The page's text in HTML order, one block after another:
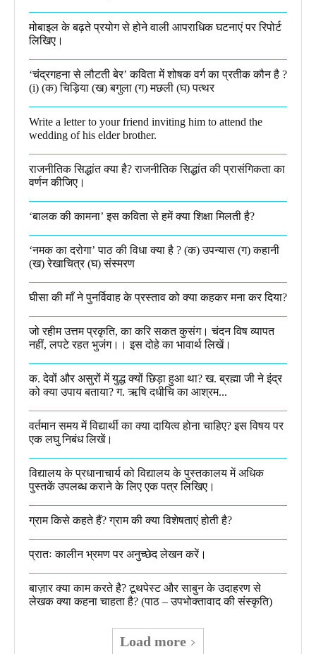
मोबाइल के बढ़ते प्रयोग से होने वाली आपराधिक घटनाएं पर रिपोर्ट
लिखिए।
‘चंद्रगहना से लौटती बेर’ कविता में शोषक वर्ग का प्रतीक कौन है ?
(i) (क) चिड़िया (ख) बगुला (ग) मछली (घ) पत्थर
Write a letter to your friend inviting him to attend the
wedding of his elder brother.
राजनीतिक सिद्धांत क्या है? राजनीतिक सिद्धांत की प्रासंगिकता का
वर्णन कीजिए।
‘बालक की कामना’ इस कविता से हमें क्या शिक्षा मिलती है?
‘नमक का दरोगा’ पाठ की विधा क्या है ? (क) उपन्यास (ग) कहानी
(ख) रेखाचित्र (घ) संस्मरण​
घीसा की माँ ने पुनर्विवाह के प्रस्ताव को क्या कहकर मना कर दिया?
जो रहीम उत्तम प्रकृति, का करि सकत कुसंग। चंदन विष व्यापत
नहीं, लपटे रहत भुजंग।। इस दोहे का भावार्थ लिखें।
क. देवों और असुरों में युद्ध क्यों छिड़ा हुआ था? ख. ब्रह्मा जी ने इंद्र
को क्या उपाय बताया? ग. ऋषि दधीचि का आश्रम...
वर्तमान समय में विद्यार्थी का क्या दायित्व होना चाहिए? इस विषय पर
एक लघु निबंध लिखें।
विद्यालय के प्रधानाचार्य को विद्यालय के पुस्तकालय में अधिक
पुस्तकें उपलब्ध कराने के लिए एक पत्र लिखिए।
ग्राम किसे कहते हैं? ग्राम की क्या विशेषताएं होती है?​
प्रातः कालीन भ्रमण पर अनुच्छेद लेखन करें।
बाज़ार क्या काम करते है? टूथपेस्ट और साबुन के उदाहरण से
लेखक क्या कहना चाहता है? (पाठ – उपभोक्तावाद की संस्कृति)
Load more